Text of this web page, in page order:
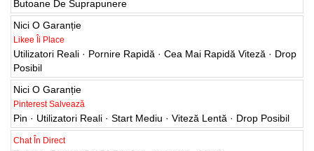
Nici O Garanție
Likee Îi Place
Utilizatori Reali · Pornire Rapidă · Cea Mai Rapidă Viteză · Drop
Posibil
Nici O Garanție
Pinterest Salvează
Pin · Utilizatori Reali · Start Mediu · Viteză Lentă · Drop Posibil
Chat În Direct
Twitch · Pachet De 56 De Ore · amatori · 1 lună